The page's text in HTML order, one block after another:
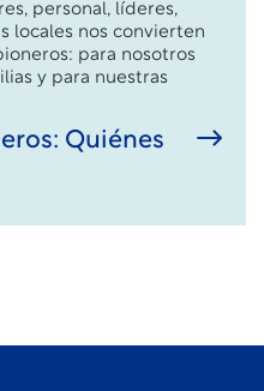
personal, líderes,
locales nos convierten
para nosotros
y para nuestras
Quiénes